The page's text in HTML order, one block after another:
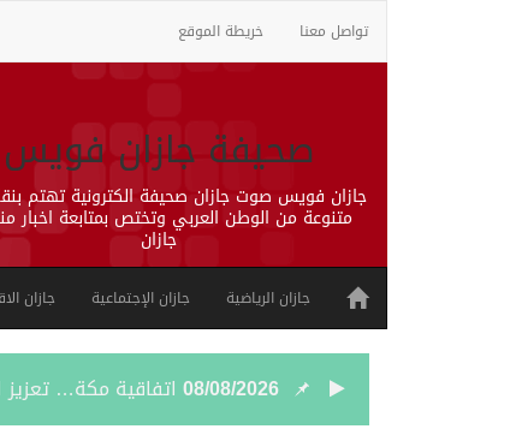
تواصل معنا خريطة الموقع
صحيفة جازان فويس
جازان فويس صوت جازان صحيفة الكترونية تهتم
متنوعة من الوطن العربي وتختص بمتابعة اخبار
جازان
جازان الرياضية جازان الإجتماعية جازان
08/08/2026 اتفاقية مكة… تعزيز